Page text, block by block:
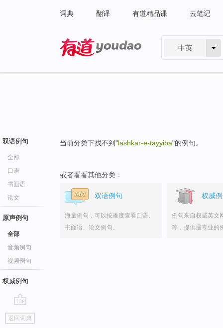
词典 翻译 有道精品课 云笔记
中英
双语例句
全部
口语
书面语
论文
原声例句
全部
音频例句
视频例句
权威例句
go
top
返回词典
当前分类下找不到"lashkar-e-tayyiba"的例句。
或者看看其他分类：
双语例句
海量例句，可以按难度查看口语、
书面语、论文例句。
权威
例句来自权威英文
等，提供最专业的